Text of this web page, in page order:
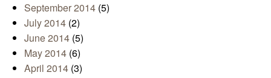
September 2014 (5)
July 2014 (2)
June 2014 (5)
May 2014 (6)
April 2014 (3)